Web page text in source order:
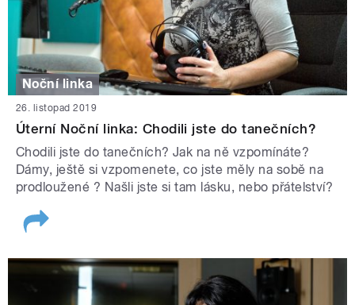
Noční linka
26. listopad 2019
Úterní Noční linka: Chodili jste do tanečních?
Chodili jste do tanečních? Jak na ně vzpomínáte?
Dámy, ještě si vzpomenete, co jste měly na sobě na
prodloužené ? Našli jste si tam lásku, nebo přátelství?